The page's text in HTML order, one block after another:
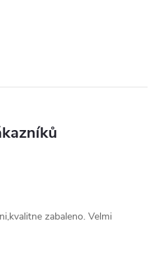
zabaleno. Velmi